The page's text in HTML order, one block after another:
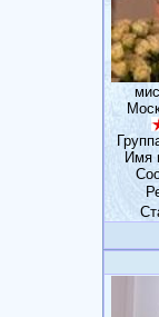
Имя